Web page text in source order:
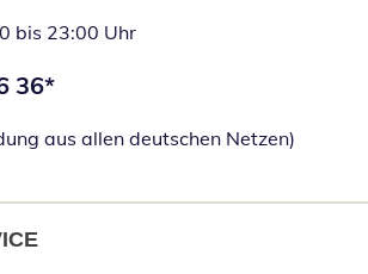
bis 23:00 Uhr
36*
aus allen deutschen Netzen)